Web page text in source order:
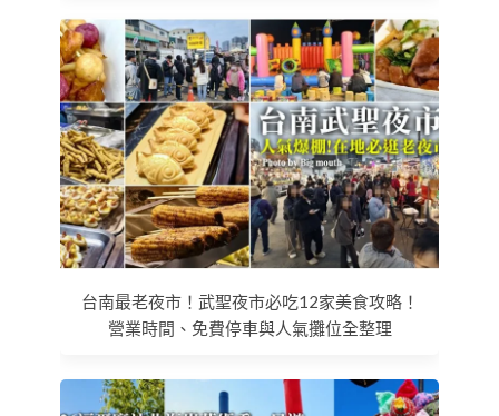
台南最老夜市！武聖夜市必吃12家美食攻略！
營業時間、免費停車與人氣攤位全整理